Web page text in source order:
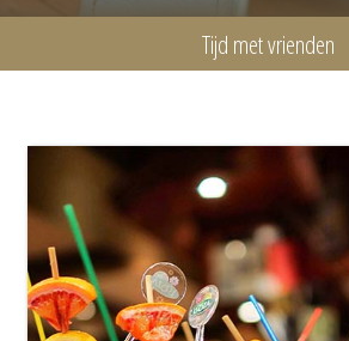
Tijd met vrienden